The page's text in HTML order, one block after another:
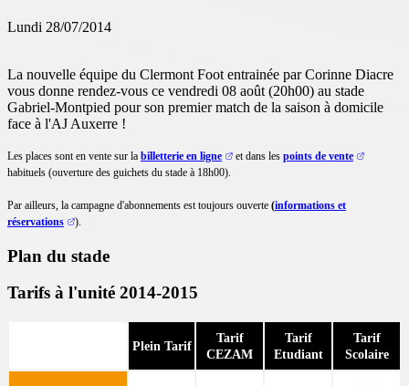
Lundi 28/07/2014
La nouvelle équipe du Clermont Foot entrainée par Corinne Diacre
vous donne rendez-vous ce vendredi 08 août (20h00) au stade
Gabriel-Montpied pour son premier match de la saison à domicile
face à l'AJ Auxerre !
Les places sont en vente sur la billetterie en ligne et dans les points de vente
habituels (ouverture des guichets du stade à 18h00).
Par ailleurs, la campagne d'abonnements est toujours ouverte (informations et
réservations
).
Plan du stade
Tarifs à l'unité 2014-2015
Plein Tarif
Tarif
CEZAM
Tarif
Etudiant
Tarif
Scolaire